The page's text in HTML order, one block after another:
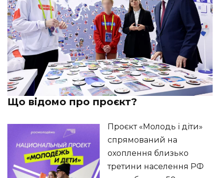
Що відомо про проєкт?
Проєкт «Молодь і діти»
спрямований на
охоплення близько
третини населення РФ